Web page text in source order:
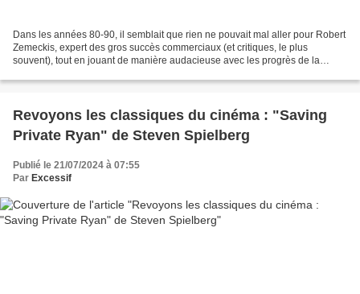
Dans les années 80-90, il semblait que rien ne pouvait mal aller pour Robert
Zemeckis, expert des gros succès commerciaux (et critiques, le plus
souvent), tout en jouant de manière audacieuse avec les progrès de la
Revoyons les classiques du cinéma : "Saving
Private Ryan" de Steven Spielberg
Publié le 21/07/2024 à 07:55
Par Excessif